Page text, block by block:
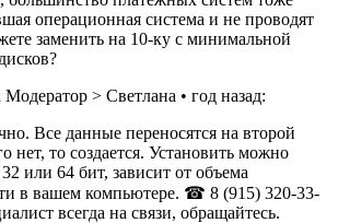
операционная система и не проводят
заменить на 10-ку с минимальной
Модератор > Светлана • год назад:
Все данные переносятся на второй
нет, то создается. Установить можно
или 64 бит, зависит от объема
в вашем компьютере. ☎ 8 (915) 320-33-
всегда на связи, обращайтесь.